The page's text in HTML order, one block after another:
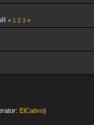
« 1 2 3 »
ElCativo)